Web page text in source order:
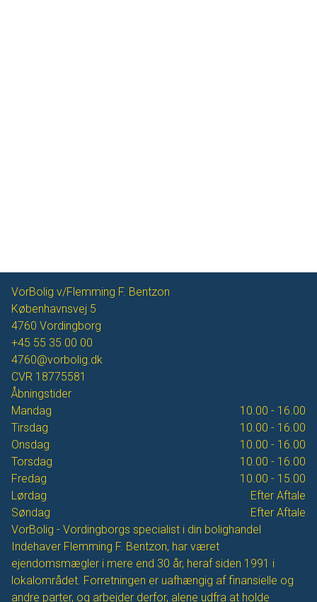
VorBolig v/Flemming F. Bentzon
Københavnsvej 5
4760 Vordingborg
+45 55 35 00 00
4760@vorbolig.dk
CVR 18775581
Åbningstider
Mandag
10.00 - 16.00
Tirsdag
10.00 - 16.00
Onsdag
10.00 - 16.00
Torsdag
10.00 - 16.00
Fredag
10.00 - 15.00
Lørdag
Efter Aftale
Søndag
Efter Aftale
VorBolig - Vordingborgs specialist i din bolighandel
Indehaver Flemming F. Bentzon, har været
ejendomsmægler i mere end 30 år, heraf siden 1991 i
lokalområdet. Forretningen er uafhængig af finansielle og
andre parter, og arbejder derfor, alene udfra at holde